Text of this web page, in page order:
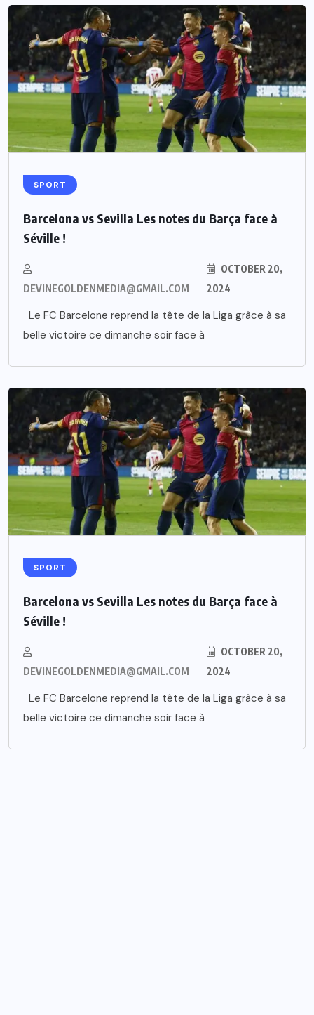
SPORT
Barcelona vs Sevilla Les notes du Barça face à
Séville !
DEVINEGOLDENMEDIA@GMAIL.COM
OCTOBER 20,
2024
Le FC Barcelone reprend la tête de la Liga grâce à sa
belle victoire ce dimanche soir face à
SPORT
Barcelona vs Sevilla Les notes du Barça face à
Séville !
DEVINEGOLDENMEDIA@GMAIL.COM
OCTOBER 20,
2024
Le FC Barcelone reprend la tête de la Liga grâce à sa
belle victoire ce dimanche soir face à